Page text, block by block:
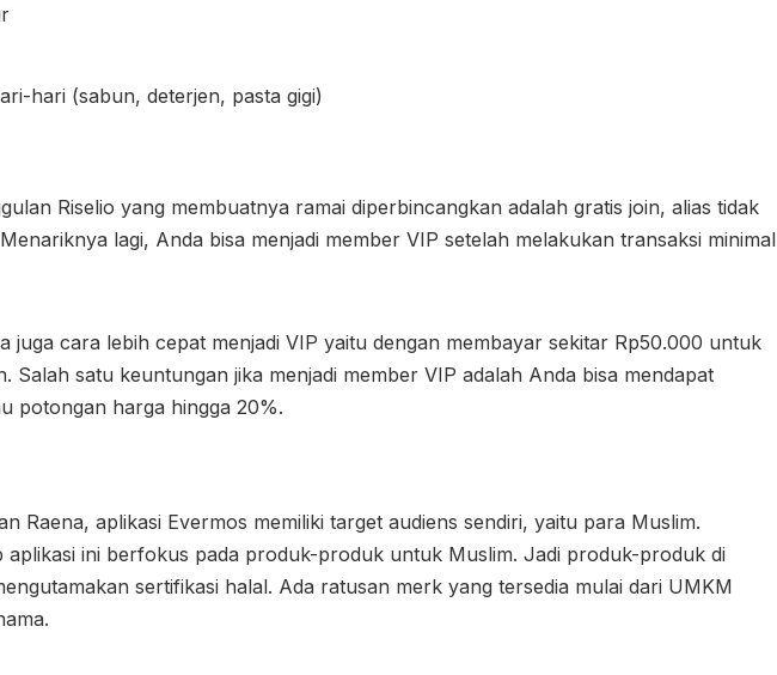
hari (sabun, deterjen, pasta gigi)
Riselio yang membuatnya ramai diperbincangkan adalah gratis join, alias tidak
lagi, Anda bisa menjadi member VIP setelah melakukan transaksi minimal
juga cara lebih cepat menjadi VIP yaitu dengan membayar sekitar Rp50.000 untuk
Salah satu keuntungan jika menjadi member VIP adalah Anda bisa mendapat
potongan harga hingga 20%.
Raena, aplikasi Evermos memiliki target audiens sendiri, yaitu para Muslim.
aplikasi ini berfokus pada produk-produk untuk Muslim. Jadi produk-produk di
sertifikasi halal. Ada ratusan merk yang tersedia mulai dari UMKM